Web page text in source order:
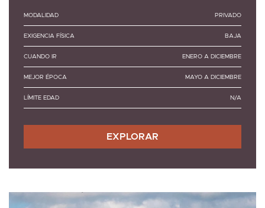
MODALIDAD PRIVADO
EXIGENCIA FÍSICA BAJA
CUANDO IR ENERO A DICIEMBRE
MEJOR ÉPOCA MAYO A DICIEMBRE
LÍMITE EDAD N/A
EXPLORAR